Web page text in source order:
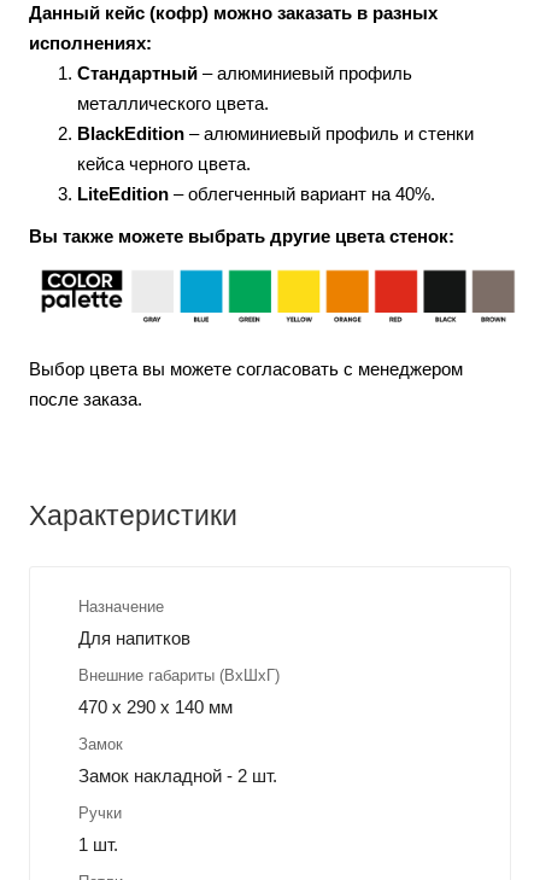
Данный кейс (кофр) можно заказать в разных
исполнениях:
Стандартный – алюминиевый профиль
металлического цвета.
BlackEdition – алюминиевый профиль и стенки
кейса черного цвета.
LiteEdition – облегченный вариант на 40%.
Вы также можете выбрать другие цвета стенок:
Выбор цвета вы можете согласовать с менеджером
после заказа.
Характеристики
Назначение
Для напитков
Внешние габариты (ВхШхГ)
470 х 290 х 140 мм
Замок
Замок накладной - 2 шт.
Ручки
1 шт.